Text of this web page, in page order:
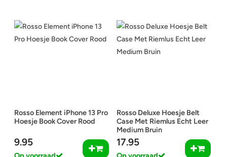
Rosso Element iPhone 13 Pro
Hoesje Book Cover Rood
9.95
Rosso Deluxe Hoesje Belt
Case Met Riemlus Echt Leer
Medium Bruin
17.95